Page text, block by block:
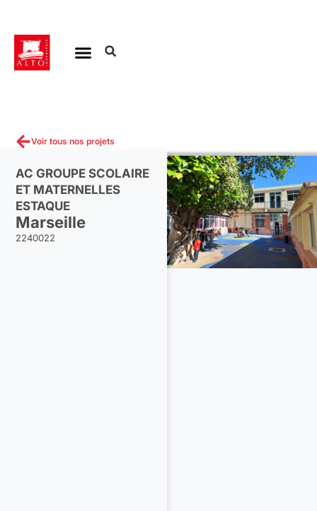
contenu
Voir tous nos projets
AC GROUPE SCOLAIRE
ET MATERNELLES
ESTAQUE
Marseille
2240022